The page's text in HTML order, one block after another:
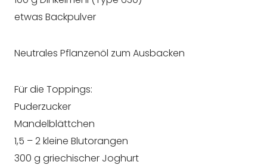
etwas Backpulver
Neutrales Pflanzenöl zum Ausbacken
Für die Toppings:
Puderzucker
Mandelblättchen
1,5 – 2 kleine Blutorangen
300 g griechischer Joghurt